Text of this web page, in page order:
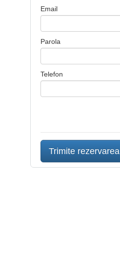
Email
Parola
Telefon
Trimite rezervarea